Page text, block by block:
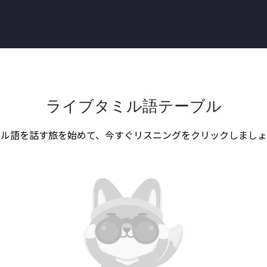
ライブタミル語テーブル
語を話す旅を始めて、今すぐリスニングをクリックしまし